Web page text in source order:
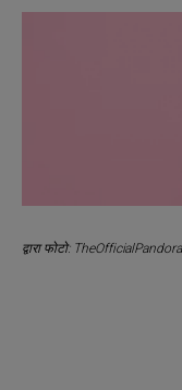
द्वारा फोटो: